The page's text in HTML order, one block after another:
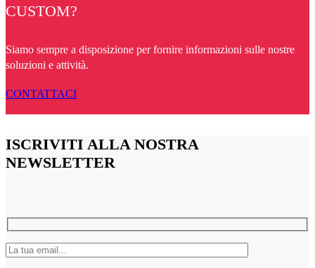
CUSTOM?
Siamo sempre a disposizione per fornire informazioni sulle nostre
soluzioni e attività.
CONTATTACI
ISCRIVITI ALLA NOSTRA
NEWSLETTER